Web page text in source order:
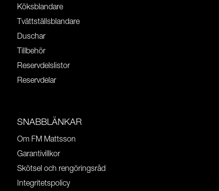
Köksblandare
Tvättställsblandare
Duschar
Tillbehör
Reservdelslistor
Reservdelar
SNABBLÄNKAR
Om FM Mattsson
Garantivillkor
Skötsel och rengöringsråd
Integritetspolicy